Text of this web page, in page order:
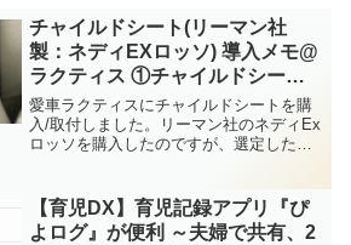
チャイルドシート(リーマン社
製：ネディEXロッソ) 導入メモ@
ラクティス ①チャイルドシート
の選定/購入編
愛車ラクティスにチャイルドシートを購
入/取付しました。リーマン社のネディEx
ロッソを購入したのですが、選定した経
生児用のチャイルドシートは、シートベ
ルトを使って固定する...
【育児DX】育児記録アプリ『ぴ
よログ』が便利 ～夫婦で共有、2